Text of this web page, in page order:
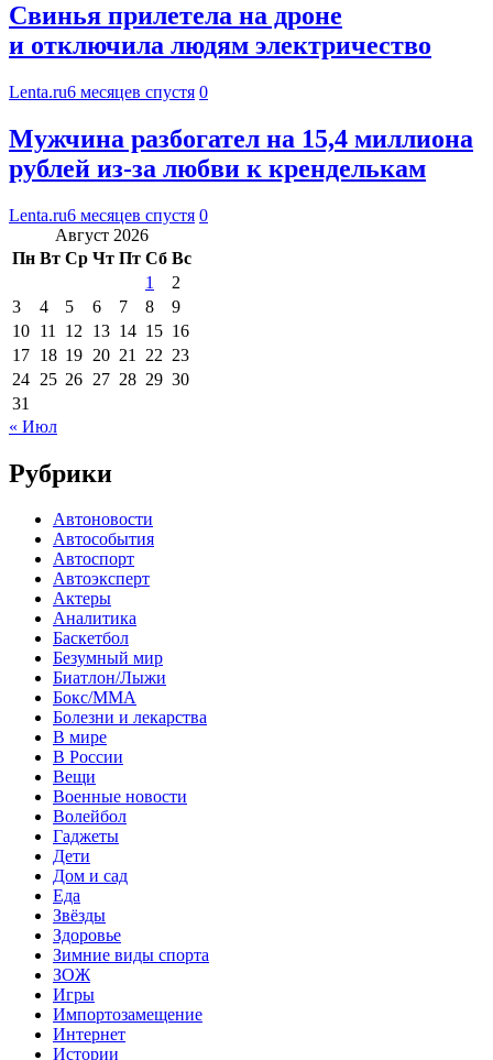
Свинья прилетела на дроне
и отключила людям электричество
Lenta.ru6 месяцев спустя 0
Мужчина разбогател на 15,4 миллиона
рублей из-за любви к кренделькам
Lenta.ru6 месяцев спустя 0
Август 2026
Пн Вт Ср Чт Пт Сб Вс
1
2
3
4 5 6 7 8
9
10 11 12 13 14 15 16
17 18 19 20 21 22 23
24 25 26 27 28 29 30
31
« Июл
Рубрики
Автоновости
Автособытия
Автоспорт
Автоэксперт
Актеры
Аналитика
Баскетбол
Безумный мир
Биатлон/Лыжи
Бокс/MMA
Болезни и лекарства
В мире
В России
Вещи
Военные новости
Волейбол
Гаджеты
Дети
Дом и сад
Еда
Звёзды
Здоровье
Зимние виды спорта
ЗОЖ
Игры
Импортозамещение
Интернет
Истории